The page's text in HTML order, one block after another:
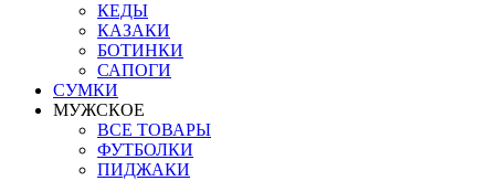
КЕДЫ
КАЗАКИ
БОТИНКИ
САПОГИ
СУМКИ
МУЖСКОЕ
ВСЕ ТОВАРЫ
ФУТБОЛКИ
ПИДЖАКИ